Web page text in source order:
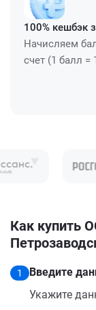
100% кешбэк
Начисляем
счет (1 балл =
Как купить
1
Введите
Укажите